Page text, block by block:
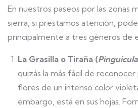
En nuestros paseos por las zonas
sierra, si prestamos atención,
principalmente a tres géneros de
La Grasilla o Tiraña (
quizás la más fácil de reconocer
flores de un intenso color
embargo, está en sus hojas.